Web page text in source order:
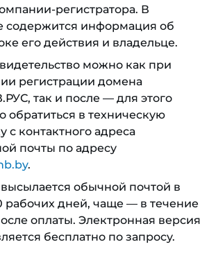
регистратора. В
содержится информация об
его действия и владельце.
можно как при
регистрации домена
так и после — для этого
обратиться в техническую
с контактного адреса
почты по адресу
.
обычной почтой в
рабочих дней, чаще — в течение
оплаты. Электронная версия
бесплатно по запросу.